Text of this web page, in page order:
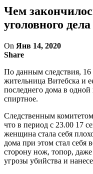
Чем
уголовного
On Янв 14, 2020
Share
По данным следствия, 16
жительница Витебска и
последнего дома в одной
спиртное.
Следственным
что в период с 23.00 17
женщина стала себя
дома при этом стал себя
сторону нож, топор,
угрозы убийства и